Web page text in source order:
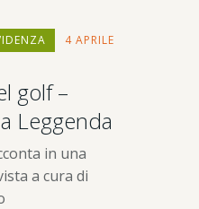
4 APRILE
golf –
Leggenda
in una
a cura di